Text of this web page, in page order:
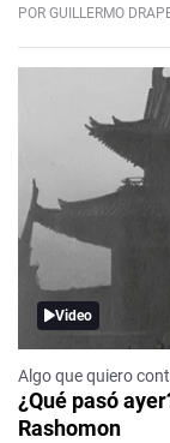
POR GUILLERMO
Video
Algo que quiero
¿Qué pasó
Rashomon